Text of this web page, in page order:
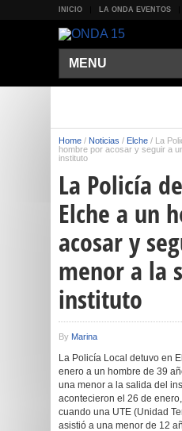
INICIO LA ONDA EVENTOS
MENU
Home / Noticias / Elche / La
hombre por acosar y seguir a
instituto
La Policía
Elche a un
acosar y
menor a la
instituto
By Marina
La Policía Local detuvo en
enero a un hombre de 39
una menor a la salida del
acontecieron el 26 de
cuando una UTE (Unidad
asistió a una menor de 12